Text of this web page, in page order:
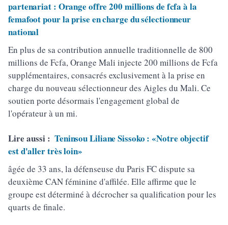
partenariat : Orange offre 200 millions de fcfa à la
femafoot pour la prise en charge du sélectionneur
national
En plus de sa contribution annuelle traditionnelle de 800
millions de Fcfa, Orange Mali injecte 200 millions de Fcfa
supplémentaires, consacrés exclusivement à la prise en
charge du nouveau sélectionneur des Aigles du Mali. Ce
soutien porte désormais l'engagement global de
l'opérateur à un mi.
Lire aussi : Teninsou Liliane Sissoko : «Notre objectif
est d'aller très loin»
âgée de 33 ans, la défenseuse du Paris FC dispute sa
deuxième CAN féminine d'affilée. Elle affirme que le
groupe est déterminé à décrocher sa qualification pour les
quarts de finale.